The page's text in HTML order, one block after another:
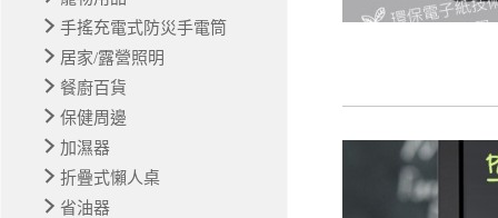
手搖充電式防災手電筒
居家/露營照明
餐廚百貨
保健周邊
加濕器
折疊式懶人桌
省油器